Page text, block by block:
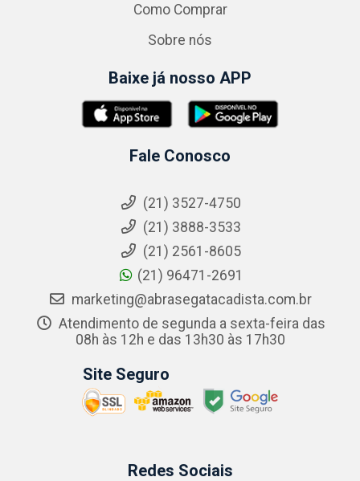
Como Comprar
Sobre nós
Baixe já nosso APP
Fale Conosco
(21) 3527-4750
(21) 3888-3533
(21) 2561-8605
(21) 96471-2691
marketing@abrasegatacadista.com.br
Atendimento de segunda a sexta-feira das
08h às 12h e das 13h30 às 17h30
Site Seguro
Redes Sociais